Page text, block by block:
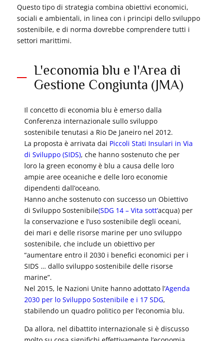
Questo tipo di strategia combina obiettivi economici,
sociali e ambientali, in linea con i principi dello sviluppo
sostenibile, e di norma dovrebbe comprendere tutti i
settori marittimi.
L'economia blu e l'Area di
Gestione Congiunta (JMA)
Il concetto di economia blu è emerso dalla
Conferenza internazionale sullo sviluppo
sostenibile tenutasi a Rio De Janeiro nel 2012.
La proposta è arrivata dai Piccoli Stati Insulari in Via
di Sviluppo (SIDS), che hanno sostenuto che per
loro la green economy è blu a causa delle loro
ampie aree oceaniche e delle loro economie
dipendenti dall’oceano.
Hanno anche sostenuto con successo un Obiettivo
di Sviluppo Sostenibile(SDG 14 – Vita sott’acqua) per
la conservazione e l’uso sostenibile degli oceani,
dei mari e delle risorse marine per uno sviluppo
sostenibile, che include un obiettivo per
“aumentare entro il 2030 i benefici economici per i
SIDS … dallo sviluppo sostenibile delle risorse
marine”.
Nel 2015, le Nazioni Unite hanno adottato l’Agenda
2030 per lo Sviluppo Sostenibile e i 17 SDG,
stabilendo un quadro politico per l’economia blu.
Da allora, nel dibattito internazionale si è discusso